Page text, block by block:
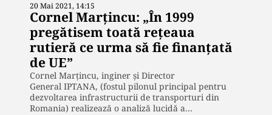
20 Mai 2021, 14:15
Cornel Marțincu: „În 1999
pregătisem toată rețeaua
rutieră ce urma să fie finanțată
de UE”
Cornel Marțincu, inginer și Director
General IPTANA, (fostul pilonul principal pentru
dezvoltarea infrastructurii de transporturi din
Romania) realizează o analiză lucidă a…